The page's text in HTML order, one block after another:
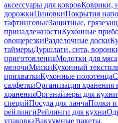
аксессуары для ковровКоврики,
дорожкиЦиновкиПокрытия
тафтинговыеЗащитные,
принадлежностиКухонные
овощерезкиРазделочные доски
таймерыДуршлаги, сита,
приготовленияМолотки для
мелочиМискиКухонный
прихваткиКухонные полотенца
салфеткиОрганизация хранения
храненияОрганайзеры для кухни
специйПосуда для ланчаПолки и
рейлингиРейлинги для кухни
упаковкаВакуумные пакеты,